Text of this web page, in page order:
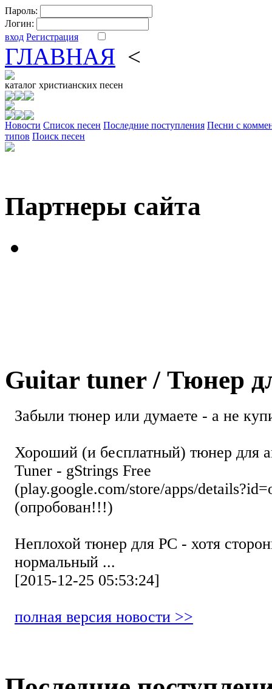
Пароль:
Логин:
вход Регистрация
ГЛАВНАЯ <
каталог христианских песен
Новости Cписок песен Последние поступления Песни с
типов Поиск песен
Партнеры сайта
Guitar tuner / Тюнер
Забыли тюнер или думаете - а не
Хороший (и бесплатный) тюнер для
Tuner - gStrings Free
(play.google.com/store/apps/
(опробован!!!)
Неплохой тюнер для РС - хотя
нормальный ...
[2015-12-25 05:53:24]
полная версия новости >>